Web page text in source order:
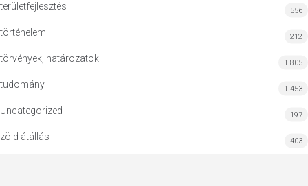
területfejlesztés 556
történelem 212
törvények, határozatok 1 805
tudomány 1 453
Uncategorized 197
zöld átállás 403